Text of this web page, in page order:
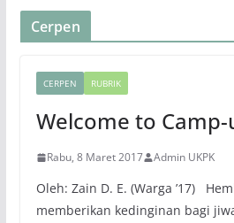
Cerpen
CERPEN RUBRIK
Welcome to Camp-
Rabu, 8 Maret 2017 Admin UKPK
Oleh: Zain D. E. (Warga ’17)
memberikan kedinginan bagi